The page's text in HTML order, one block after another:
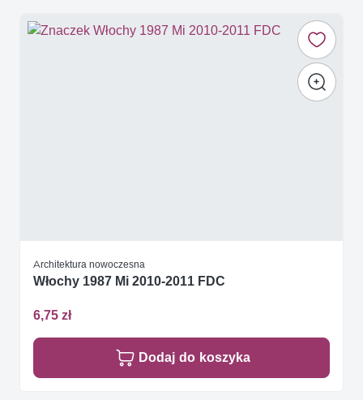
Architektura nowoczesna
Włochy 1987 Mi 2010-2011 FDC
6,75 zł
Dodaj do koszyka